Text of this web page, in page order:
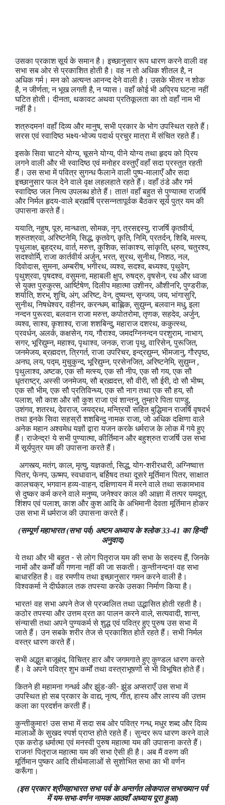
उसका प्रकाश सूर्य के समान है। इच्छानुसार रूप धारण करने वाली वह
सभा सब ओर से प्रकाशित होती है। वह न तो अधिक शीतल है, न
अधिक गर्म। मन को अत्यन्त आनन्द देने वाली है। उसके भीतर न शोक
है, न जीर्णता; न भूख लगती है, न प्यास। वहाँ कोई भी अप्रिय घटना नहीं
घटित होती। दीनता, थकावट अथवा प्रतिकूलता का तो वहाँ नाम भी
नहीं है।
शत्रुदमन! वहाँ दिव्य और मानुष, सभी प्रकार के भोग उपस्थित रहते हैं।
सरस एवं स्वादिष्ठ भक्ष्य-भोज्य पदार्थ प्रचुर मात्रा में संचित रहते हैं।
इसके सिवा चाटने योग्य, चूसने योग्य, पीने योग्य तथा हृदय को प्रिय
लगने वाली और भी स्वादिष्ठ एवं मनोहर वस्तुएँ वहाँ सदा प्रस्तुत रहती
हैं। उस सभा में पवित्र सुगन्ध फैलाने वाली पुष्प-मालाएँ और सदा
इच्छानुसार फल देने वाले वृक्ष लहलहाते रहते हैं। वहाँ ठंडे और गर्म
स्वादिष्ठ जल नित्य उपलब्ध होते हैं। तात! वहाँ बहुत से पुण्यात्मा राजर्षि
और निर्मल हृदय-वाले ब्रह्मर्षि प्रसन्नतापूर्वक बैठकर सूर्य पुत्र यम की
उपासना करते हैं।
ययाति, नहुष, पूरु, मान्धाता, सोमक, नृग, त्रसद्दस्यु, राजर्षि कृतवीर्य,
श्रुतश्रवा, अरिष्टनेमि, सिद्ध, कृतवेग, कृति, निमि, प्रतर्दन, शिबि, मत्स्य,
पृथुलाक्ष, बृहद्रथ, वार्त, मरुत्त, कुशिक, सांकाश्य, सांकृति, ध्रुव, चतुरश्व,
सदश्वोर्मि, राजा कार्तवीर्य अर्जुन, भरत, सुरथ, सुनीथ, निशठ, नल,
दिवोदास, सुमना, अम्बरीष, भगीरथ, व्यश्व, सदश्व, बध्यश्व, पृथुवेग,
पृथुश्रवा, पृषदश्व, वसुमना, महाबली क्षुप, रुषद्रु, वृषसेन, रथ और ध्वजा
से युक्त पुरुकुत्स, आर्ष्टिषेण, दिलीप महात्मा उशीनर, औशीनरि, पुण्डरीक,
शर्याति, शरभ, शुचि, अंग, अरिष्ट, वेन, दुष्यन्त, सृन्जय, जय, भांगासुरि,
सुनीथ, निषधेश्वर, वहीनर, करन्धम, बाह्लिक, सुद्युम्न, बलवान मधु, इला
नन्दन पुरूरवा, बलवान राजा मरुत्त, कपोतरोमा, तृणक, सहदेव, अर्जुन,
व्यश्व, साश्व, कृशाश्व, राजा शशबिन्दु, महाराज दशरथ, ककुत्स्थ,
प्रवर्धन, अलर्क, कक्षसेन, गय, गौराश्व, जमदग्निनन्दन परशुराम, नाभाग,
सगर, भूरिद्युम्न, महाश्व, पृथाश्व, जनक, राजा पृथु, वारिसेन, पुरूजित,
जनमेजय, ब्रह्मदत्त, त्रिगर्त, राजा उपरिचर, इन्द्रद्युम्न, भीमजानु, गौरपृष्ठ,
अनघ, लय, पद्म, मुचुकुन्द, भूरिद्युम्न, प्रसेनजित, अरिष्टनेमि, सुद्युम्न ,
पृथुलाश्व, अष्टक, एक सौ मत्स्य, एक सौ नीप, एक सौ गय, एक सौ
धृतराष्ट्र, अस्सी जनमेजय, सौ ब्रह्मदत्त, सौ वीरी, सौ ईरी, दो सौ भीष्म,
एक सौ भीम, एक सौ प्रतिविन्ध्य, एक सौ नाग तथा एक सौ हय, सौ
पलाश, सौ काश और सौ कुश राजा एवं शान्तनु, तुम्हारे पिता पाण्डु,
उशंगव, शतरथ, देवराज, जयद्रथ, मन्त्रियों सहित बुद्धिमान राजर्षि वृषदर्भ
तथा इनके सिवा सहस्रों शशबिन्दु नामक राजा, जो अधिक दक्षिणा वाले
अनेक महान अश्वमेध यज्ञों द्वारा यजन करके धर्मराज के लोक में गये हुए
हैं। राजेन्द्र! ये सभी पुण्यात्मा, कीर्तिमान और बहुश्रुत राजर्षि उस सभा
में सूर्यपुत्र यम की उपासना करते हैं।
अगस्त्य, मतंग, काल, मृत्यु, यज्ञकर्ता, सिद्ध, योग-शरीरधारी, अग्निष्वात्त
पितर, फेनप, ऊष्मप, स्वधावान, बर्हिषद तथा दूसरे मूर्तिमान पितर, साक्षात
कालचक्र, भगवान हव्य-वाहन, दक्षिणायन में मरने वाले तथा सकामभाव
से दुष्कर कर्म करने वाले मनुष्य, जनेश्वर काल की आज्ञा में तत्पर यमदूत,
शिंशप एवं पलाश, काश और कुश आदि के अभिमानी देवता मूर्तिमान होकर
उस सभा में धर्मराज की उपासना करते हैं।
(सम्पूर्ण महाभारत (सभा पर्व) अष्टम अध्याय के श्लोक 33-41 का हिन्दी
अनुवाद)
ये तथा और भी बहुत - से लोग पितृराज यम की सभा के सदस्य हैं, जिनके
नामों और कर्मों की गणना नहीं की जा सकती। कुन्तीनन्दन! वह सभा
बाधारहित है। वह रमणीय तथा इच्छानुसार गमन करने वाली है।
विश्वकर्मा ने दीर्घकाल तक तपस्या करके उसका निर्माण किया है।
भारत! वह सभा अपने तेज से प्रज्वलित तथा उद्भासित होती रहती है।
कठोर तपस्या और उत्तम व्रत का पालन करने वाले, सत्यवादी, शान्त,
संन्यासी तथा अपने पुण्यकर्म से शुद्ध एवं पवित्र हुए पुरुष उस सभा में
जाते हैं। उन सबके शरीर तेज से प्रकाशित होते रहते हैं। सभी निर्मल
वस्त्र धारण करते हैं।
सभी अद्भुत बाजूबंद, विचित्र हार और जगमगाते हुए कुण्डल धारण करते
हैं। वे अपने पवित्र शुभ कर्मों तथा वस्त्राभूषणों से भी विभूषित होते हैं।
कितने ही महामना गन्धर्व और झुंड-की- झुंड अप्सराएँ उस सभा में
उपस्थित हो सब प्रकार के वाद्य, नृत्य, गीत, हास्य और लास्य की उत्तम
कला का प्रदर्शन करती हैं।
कुन्तीकुमार! उस सभा में सदा सब ओर पवित्र गन्ध, मधुर शब्द और दिव्य
मालाओें के सुखद स्पर्श प्राप्त होते रहते हैं। सुन्दर रूप धारण करने वाले
एक करोड़ धर्मात्मा एवं मनस्वी पुरुष महात्मा यम की उपासना करते हैं।
राजन! पितृराज महात्मा यम की सभा ऐसी ही है। अब मैं वरुण की
मूर्तिमान पुष्कर आदि तीर्थमालाओं से सुशोभित सभा का भी वर्णन
करूँगा।
(इस प्रकार श्रीमहाभारत सभा पर्व के अन्तर्गत लोकपाल सभाख्यान पर्व
में यम-सभा-वर्णन नामक आठवाँ अध्याय पूरा हुआ)